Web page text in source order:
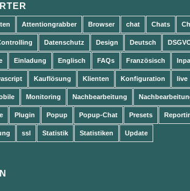
Attentiongrabber Browser chat Chats
Datenschutz Design Deutsch
Einladung Englisch FAQs Französisch
Kauflösung Klienten Konfiguration live
Monitoring Nachbearbeitung
Plugin Popup Popup-Chat Presets
ssl Statistik Statistiken Update